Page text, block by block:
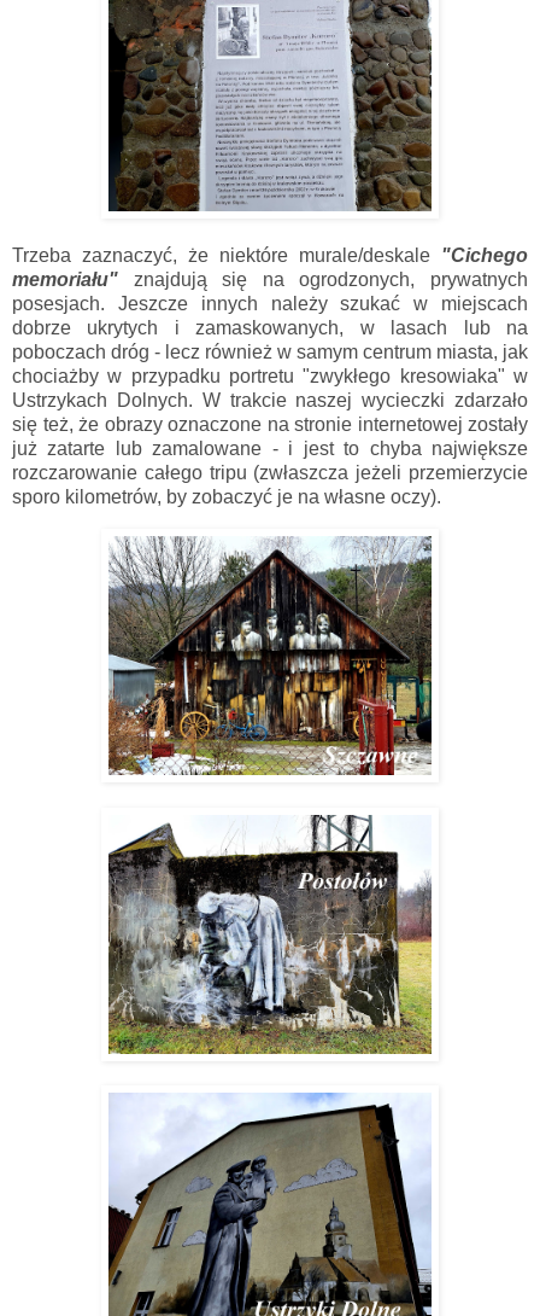
Trzeba zaznaczyć, że niektóre murale/deskale "Cichego
memoriału" znajdują się na ogrodzonych, prywatnych
posesjach. Jeszcze innych należy szukać w miejscach
dobrze ukrytych i zamaskowanych, w lasach lub na
poboczach dróg - lecz również w samym centrum miasta, jak
chociażby w przypadku portretu "zwykłego kresowiaka" w
Ustrzykach Dolnych. W trakcie naszej wycieczki zdarzało
się też, że obrazy oznaczone na stronie internetowej zostały
już zatarte lub zamalowane - i jest to chyba największe
rozczarowanie całego tripu (zwłaszcza jeżeli przemierzycie
sporo kilometrów, by zobaczyć je na własne oczy).